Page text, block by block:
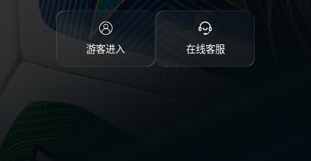
游客进入 在线客服